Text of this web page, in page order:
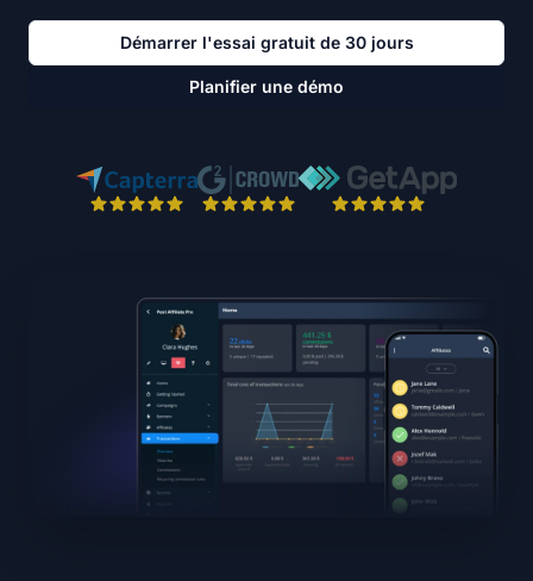
Démarrer l'essai gratuit de 30 jours
Planifier une démo